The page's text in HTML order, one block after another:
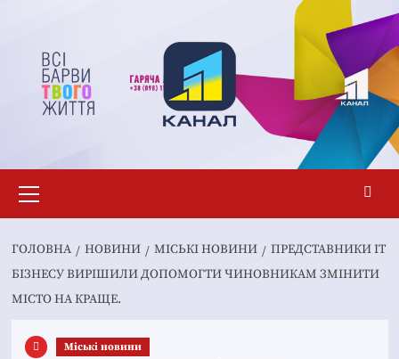
вмісту
меню
ГОЛОВНА НОВИНИ MІСЬКІ НОВИНИ
ПРЕДСТАВНИКИ IT
БІЗНЕСУ ВИРІШИЛИ ДОПОМОГТИ ЧИНОВНИКАМ ЗМІНИТИ
МІСТО НА КРАЩЕ.
Mіські новини